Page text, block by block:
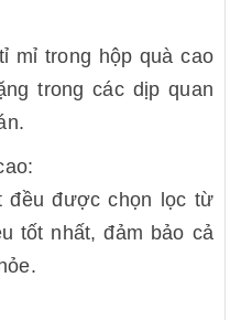
mỉ trong hộp quà cao
trong các dịp quan
đều được chọn lọc từ
tốt nhất, đảm bảo cả